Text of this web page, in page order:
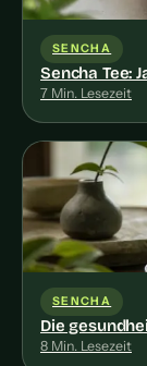
SENCHA
Sencha Tee:
7 Min. Lesezeit
SENCHA
Die
8 Min. Lesezeit